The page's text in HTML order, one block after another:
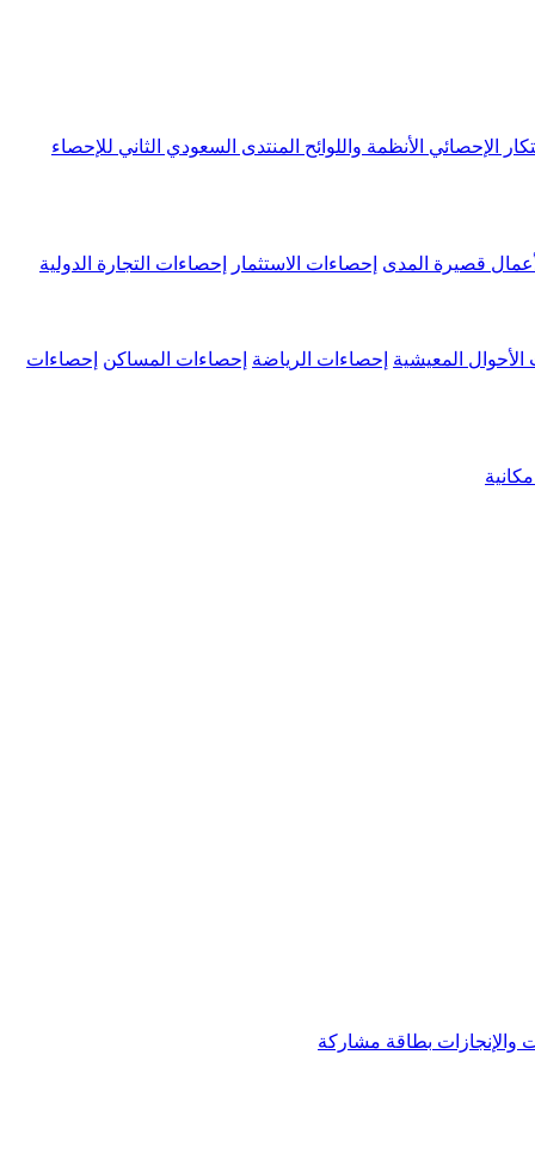
الإحصائي الأنظمة واللوائح المنتدى السعودي الثاني للإحصاء
قصيرة المدى إحصاءات الاستثمار إحصاءات التجارة الدولية
الأحوال المعيشية إحصاءات الرياضة إحصاءات المساكن إحصاءات
والإنجازات بطاقة مشاركة